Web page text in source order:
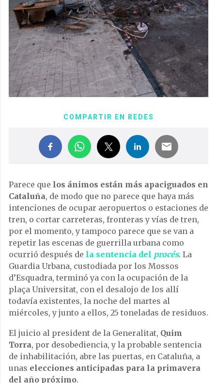
COMPARTIR EN REDES
Parece que los ánimos están más apaciguados en
Cataluña, de modo que no parece que haya más
intenciones de ocupar aeropuertos o estaciones de
tren, o cortar carreteras, fronteras y vías de tren,
por el momento, y tampoco parece que se van a
repetir las escenas de guerrilla urbana como
ocurrió después de la sentencia del procés. La
Guardia Urbana, custodiada por los Mossos
d’Esquadra, terminó ya con la ocupación de la
plaça Universitat, con el desalojo de los allí
todavía existentes, la noche del martes al
miércoles, y junto a ellos, 25 toneladas de residuos.
El juicio al president de la Generalitat, Quim
Torra, por desobediencia, y la probable sentencia
de inhabilitación, abre las puertas, en Cataluña, a
unas elecciones anticipadas para la primavera
del año próximo.